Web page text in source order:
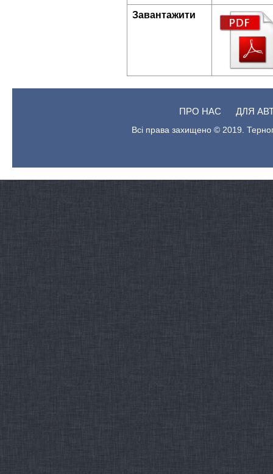
Завантажити
ПРО НАС ДЛЯ
Всі права захищено © 2019.